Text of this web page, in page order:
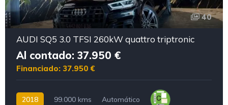
40
AUDI SQ5 3.0 TFSI 260kW quattro triptronic
Al contado: 37.950 €
Financiado: 37.950 €
2018 99.000 kms Automático